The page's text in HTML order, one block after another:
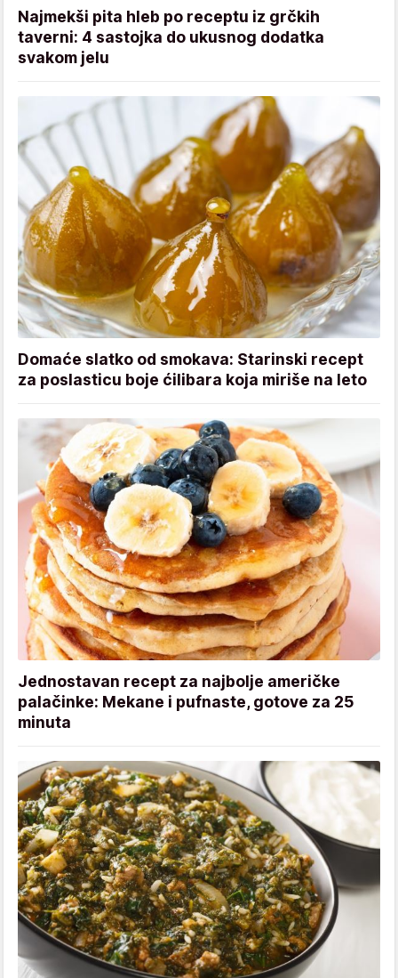
Najmekši pita hleb po receptu iz grčkih
taverni: 4 sastojka do ukusnog dodatka
svakom jelu
Domaće slatko od smokava: Starinski recept
za poslasticu boje ćilibara koja miriše na leto
Jednostavan recept za najbolje američke
palačinke: Mekane i pufnaste, gotove za 25
minuta